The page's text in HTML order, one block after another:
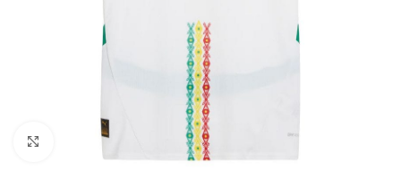
Click to enlarge